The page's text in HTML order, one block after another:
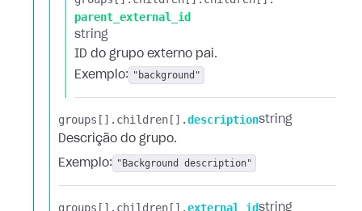
parent_external_id
string
ID do grupo externo pai.
Exemplo: "background"
groups[].​ children[].​descriptionstring
Descrição do grupo.
Exemplo: "Background description"
groups[].​ children[].​external_idstring